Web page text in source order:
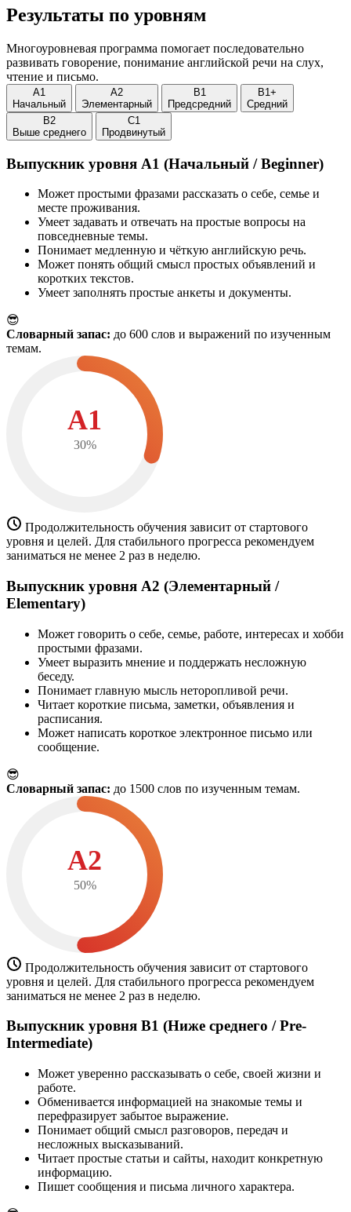
Результаты по уровням
Многоуровневая программа помогает последовательно
развивать говорение, понимание английской речи на слух,
чтение и письмо.
A1
Начальный
A2
Элементарный
B1
Предсредний
B1+
Средний
B2
Выше среднего
C1
Продвинутый
Выпускник уровня A1 (Начальный / Beginner)
Может простыми фразами рассказать о себе, семье и
месте проживания.
Умеет задавать и отвечать на простые вопросы на
повседневные темы.
Понимает медленную и чёткую английскую речь.
Может понять общий смысл простых объявлений и
коротких текстов.
Умеет заполнять простые анкеты и документы.
😎
Словарный запас: до 600 слов и выражений по изученным
темам.
A1
30%
Продолжительность обучения зависит от стартового
уровня и целей. Для стабильного прогресса рекомендуем
заниматься не менее 2 раз в неделю.
Выпускник уровня A2 (Элементарный /
Elementary)
Может говорить о себе, семье, работе, интересах и хобби
простыми фразами.
Умеет выразить мнение и поддержать несложную
беседу.
Понимает главную мысль неторопливой речи.
Читает короткие письма, заметки, объявления и
расписания.
Может написать короткое электронное письмо или
сообщение.
😎
Словарный запас: до 1500 слов по изученным темам.
A2
50%
Продолжительность обучения зависит от стартового
уровня и целей. Для стабильного прогресса рекомендуем
заниматься не менее 2 раз в неделю.
Выпускник уровня B1 (Ниже среднего / Pre-
Intermediate)
Может уверенно рассказывать о себе, своей жизни и
работе.
Обменивается информацией на знакомые темы и
перефразирует забытое выражение.
Понимает общий смысл разговоров, передач и
несложных высказываний.
Читает простые статьи и сайты, находит конкретную
информацию.
Пишет сообщения и письма личного характера.